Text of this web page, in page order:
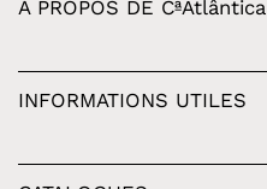
À PROPOS DE CªAtlântica
INFORMATIONS UTILES